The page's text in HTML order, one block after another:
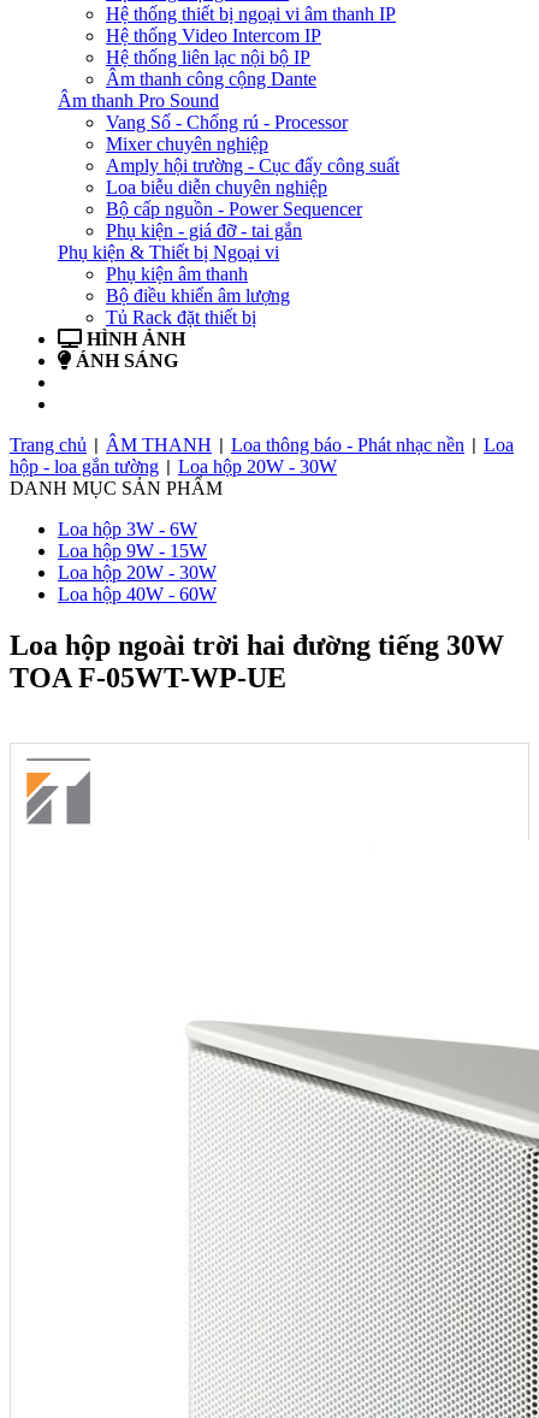
Hệ thống thiết bị ngoại vi âm thanh IP
Hệ thống Video Intercom IP
Hệ thống liên lạc nội bộ IP
Âm thanh công cộng Dante
Âm thanh Pro Sound
Vang Số - Chống rú - Processor
Mixer chuyên nghiệp
Amply hội trường - Cục đẩy công suất
Loa biễu diễn chuyên nghiệp
Bộ cấp nguồn - Power Sequencer
Phụ kiện - giá đỡ - tai gắn
Phụ kiện & Thiết bị Ngoại vi
Phụ kiện âm thanh
Bộ điều khiển âm lượng
Tủ Rack đặt thiết bị
HÌNH ẢNH
ÁNH SÁNG
Trang chủ
ÂM THANH Loa thông báo - Phát nhạc nền
Loa
hộp - loa gắn tường
Loa hộp 20W - 30W
DANH MỤC SẢN PHẨM
Loa hộp 3W - 6W
Loa hộp 9W - 15W
Loa hộp 20W - 30W
Loa hộp 40W - 60W
Loa hộp ngoài trời hai đường tiếng 30W
TOA F-05WT-WP-UE